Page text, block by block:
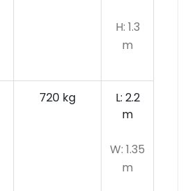
H: 1.3
m
720 kg
L: 2.2
m
W: 1.35
m